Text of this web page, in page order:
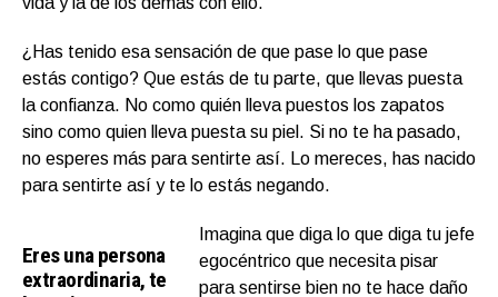
¿Has tenido esa sensación de que pase lo que pase
estás contigo? Que estás de tu parte, que llevas puesta
la confianza. No como quién lleva puestos los zapatos
sino como quien lleva puesta su piel. Si no te ha pasado,
no esperes más para sentirte así. Lo mereces, has nacido
para sentirte así y te lo estás negando.
Eres una persona
extraordinaria, te
Imagina que diga lo que diga tu jefe
egocéntrico que necesita pisar
para sentirse bien no te hace daño